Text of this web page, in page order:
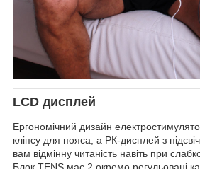
LCD дисплей
Ергономічний дизайн
кліпсу для пояса, а РК-дисплей з
вам відмінну читаність навіть при